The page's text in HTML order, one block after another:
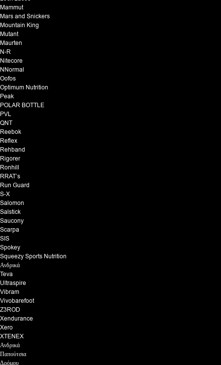
Mammut
Mars and Snickers
Mountain King
Mutant
Maurten
N-R
Nitecore
NNormal
Oofos
Optimum Nutrition
Peak
POLAR BOTTLE
PVL
QNT
Reebok
Reflex
Rehband
Rigorer
Ronhill
RRAT’s
Run Guard
S-X
Salomon
Salstick
Saucony
Scarpa
SIS
Spokey
Squeezy Sports Nutrition
Ανδρικά
Teva
Ultraspire
Vibram
Vivobarefoot
Z3ROD
Xendurance
Xero
XTENEX
Ανδρικά
Παπούτσια
Δρόμου